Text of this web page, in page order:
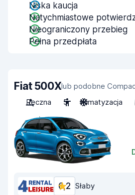
Niska kaucja
Natychmiastowe
Nieograniczony przebieg
Pełna przedpłata
Fiat 500Xlub podobne
Ręczna
5 Klimatyzacja
6,2 Słaby